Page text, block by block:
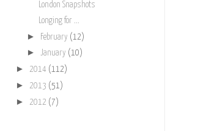
London Snapshots
Longing for ...
► February (12)
► January (10)
► 2014 (112)
► 2013 (51)
► 2012 (7)